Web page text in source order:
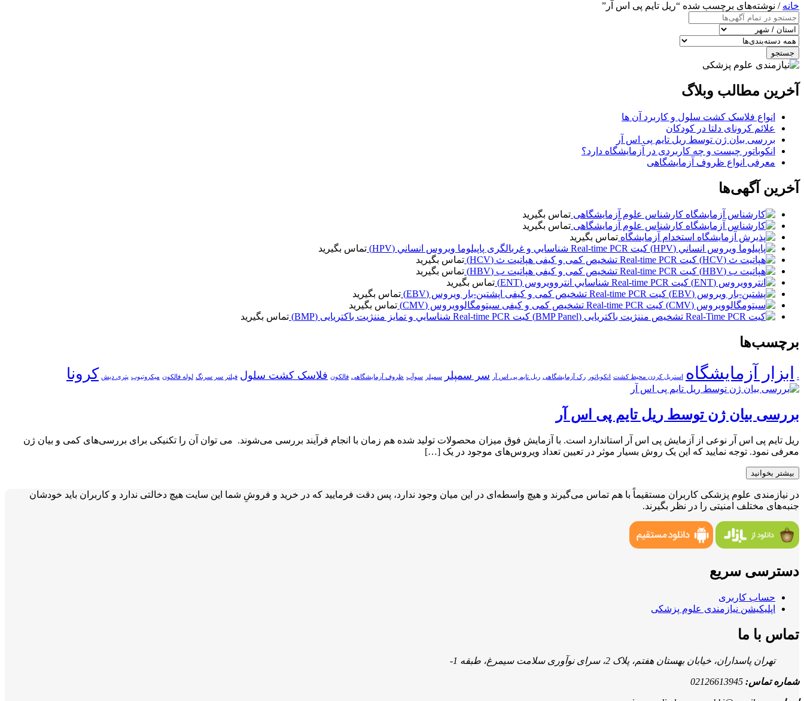
خانه / نوشته‌های برچسب شده “ریل تایم پی اس آر”
جستجو
آخرین مطالب وبلاگ
انواع فلاسک کشت سلول و کاربرد آن ها
علائم کرونای دلتا در کودکان
بررسی بیان ژن توسط ریل تایم پی اس آر
انکوباتور چیست و چه کاربردی در آزمایشگاه دارد؟
معرفی انواع ظروف آزمایشگاهی
آخرین آگهی‌ها
کارشناس علوم آزمایشگاهی تماس بگیرید
کارشناس علوم آزمایشگاهی تماس بگیرید
استخدام آزمایشگاه تماس بگیرید
کیت Real-time PCR شناسايي و غربالگری پاپیلوما ويروس انساني (HPV)
تماس بگیرید
کیت Real-time PCR تشخیص کمی و کیفی هپاتیت ث (HCV)
تماس بگیرید
کیت Real-time PCR تشخیص کمی و کیفی هپاتیت ب (HBV)
تماس بگیرید
کیت Real-time PCR شناسايي انتروویروس (ENT)
تماس بگیرید
کیت Real-time PCR تشخیص کمی و کیفی اپشتین-بار ویروس (EBV)
تماس بگیرید
کیت Real-time PCR تشخیص کمی و کیفی سیتومگالوویروس (CMV)
تماس بگیرید
کیت Real-time PCR شناسايي و تمایز مننژیت باکتریایی (BMP)
تماس بگیرید
برچسب‌ها
- ابزار آزمایشگاه استریل کردن محیط کشت انکوباتور رک آزمایشگاهی ریل تایم پی اس آر سر سمپلر سمپلر سوآپ ظروف آزمایشگاهی فالکون فلاسک کشت سلول فیلتر سر سرنگ لوله فالکون میکروتیوب پتری دیش کرونا
بررسی بیان ژن توسط ریل تایم پی اس آر
ریل تایم پی اس آر نوعی از آزمایش پی اس آر استاندارد است. با آزمایش فوق میزان محصولات تولید شده هم زمان با انجام فرآیند بررسی می‌شوند. می توان آن را تکنیکی برای بررسی‌های کمی و بیان ژن
معرفی نمود. توجه نمایید که این یک روش بسیار موثر در تعیین تعداد ویروس‌های موجود در یک […]
بیشتر بخوانید
در نیازمندی علوم پزشکی کاربران مستقیماً با هم تماس می‌گیرند و هیچ واسطه‌ای در این میان وجود ندارد، پس دقت فرمایید که در خرید و فروشِ شما این سایت هیچ دخالتی ندارد و کاربران باید خودشان
جنبه‌های مختلف امنیتی را در نظر بگیرند.
دسترسی سریع
حساب کاربری
اپلیکیشن نیازمندی علوم پزشکی
تماس با ما
تهران پاسداران، خیابان بهستان هفتم، پلاک 2، سرای نوآوری سلامت سیمرغ، طبقه 1-
شماره تماس: 02126613945